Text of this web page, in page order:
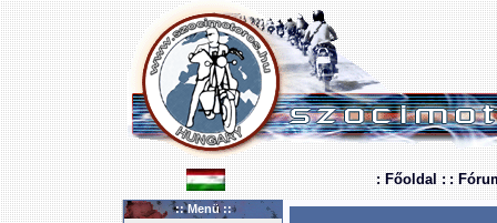
: Főoldal : :
:: Menü ::